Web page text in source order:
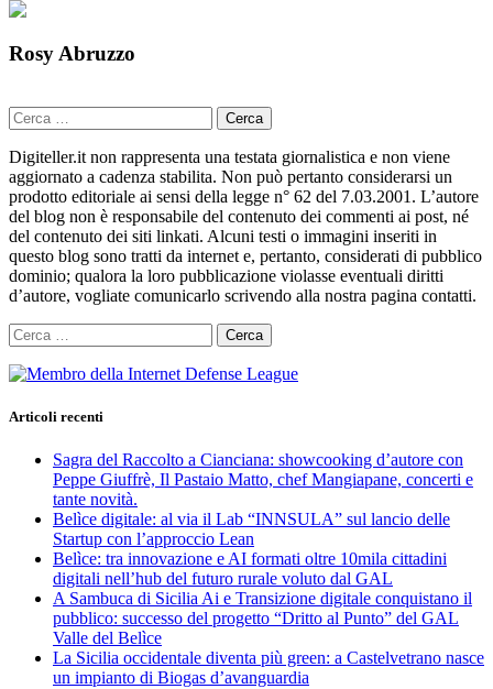
Rosy Abruzzo
Ricerca
per:
Digiteller.it non rappresenta una testata giornalistica e non viene
aggiornato a cadenza stabilita. Non può pertanto considerarsi un
prodotto editoriale ai sensi della legge n° 62 del 7.03.2001. L’autore
del blog non è responsabile del contenuto dei commenti ai post, né
del contenuto dei siti linkati. Alcuni testi o immagini inseriti in
questo blog sono tratti da internet e, pertanto, considerati di pubblico
dominio; qualora la loro pubblicazione violasse eventuali diritti
d’autore, vogliate comunicarlo scrivendo alla nostra pagina contatti.
Ricerca
per:
Articoli recenti
Sagra del Raccolto a Cianciana: showcooking d’autore con
Peppe Giuffrè, Il Pastaio Matto, chef Mangiapane, concerti e
tante novità.
Belìce digitale: al via il Lab “INNSULA” sul lancio delle
Startup con l’approccio Lean
Belìce: tra innovazione e AI formati oltre 10mila cittadini
digitali nell’hub del futuro rurale voluto dal GAL
A Sambuca di Sicilia Ai e Transizione digitale conquistano il
pubblico: successo del progetto “Dritto al Punto” del GAL
Valle del Belìce
La Sicilia occidentale diventa più green: a Castelvetrano nasce
un impianto di Biogas d’avanguardia